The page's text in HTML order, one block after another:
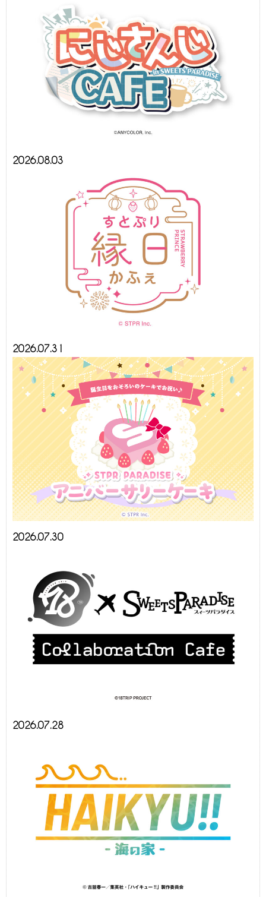
2026.08.03
2026.07.31
2026.07.30
2026.07.28